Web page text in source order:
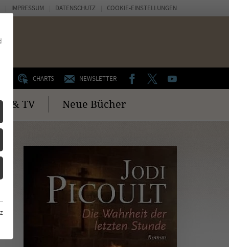
CHARTS NEWSLETTER FACEBOOKTWITTERYOUTUBE
& TV Neue Bücher
IMPRESSUM DATENSCHUTZ COOKIE-EINSTELLUNGEN